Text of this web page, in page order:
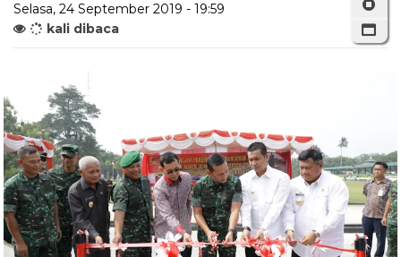
Selasa, 24 September 2019 - 19:59
kali dibaca